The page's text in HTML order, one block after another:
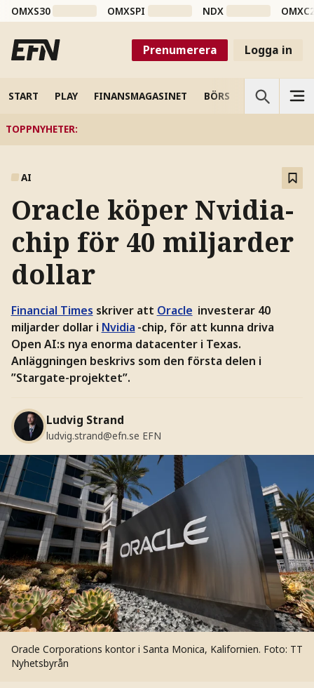
OMXS30 OMXSPI NDX
Prenumerera Logga in
START PLAY FINANSMAGASINET BÖRS VETENSKAP
TOPPNYHETER:
AI
Oracle köper Nvidia-
chip för 40 miljarder
dollar
Financial Times skriver att Oracle investerar 40
miljarder dollar i Nvidia -chip, för att kunna driva
Open AI:s nya enorma datacenter i Texas.
Anläggningen beskrivs som den första delen i
”Stargate-projektet”.
Ludvig Strand
ludvig.strand@efn.se EFN
Oracle Corporations kontor i Santa Monica, Kalifornien. Foto: TT
Nyhetsbyrån